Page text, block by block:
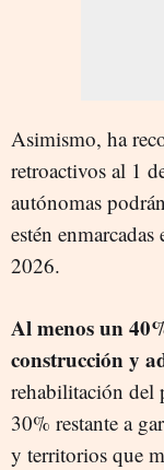
Asimismo, ha
retroactivos al 1
autónomas
estén
2026.
Al menos un
construcción y
rehabilitación del
30% restante a
y territorios que